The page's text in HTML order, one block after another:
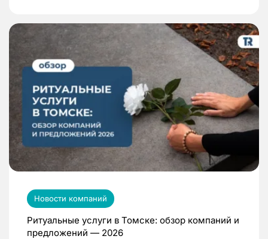
Новости компаний
Ритуальные услуги в Томске: обзор компаний и
предложений — 2026